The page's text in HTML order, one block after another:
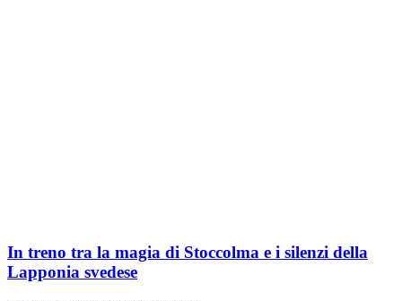
In treno tra la magia di Stoccolma e i silenzi della
Lapponia svedese